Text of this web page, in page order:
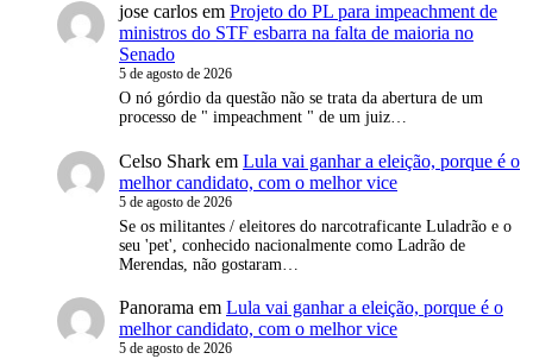
jose carlos em Projeto do PL para impeachment de
ministros do STF esbarra na falta de maioria no
Senado
5 de agosto de 2026
O nó górdio da questão não se trata da abertura de um
processo de " impeachment " de um juiz…
Celso Shark em Lula vai ganhar a eleição, porque é o
melhor candidato, com o melhor vice
5 de agosto de 2026
Se os militantes / eleitores do narcotraficante Luladrão e o
seu 'pet', conhecido nacionalmente como Ladrão de
Merendas, não gostaram…
Panorama em Lula vai ganhar a eleição, porque é o
melhor candidato, com o melhor vice
5 de agosto de 2026